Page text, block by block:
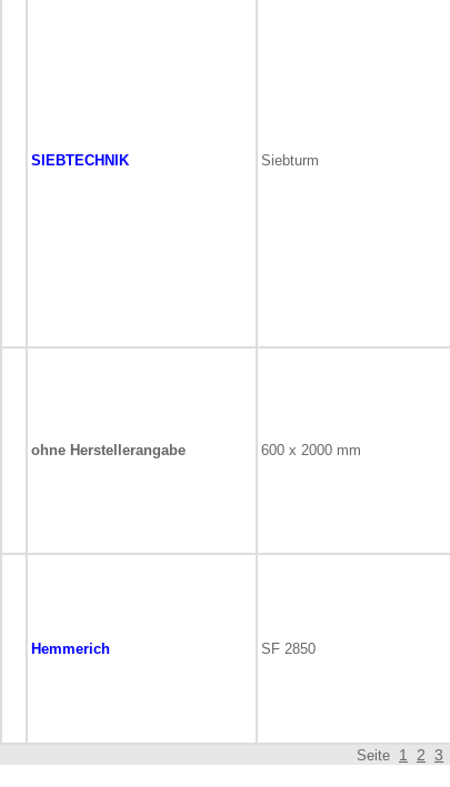
SIEBTECHNIK Siebturm
ohne Herstellerangabe 600 x 2000 mm
Hemmerich SF 2850
Seite 1 2 3